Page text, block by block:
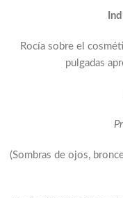
Rocía sobre el
pulgadas
(Sombras de ojos,